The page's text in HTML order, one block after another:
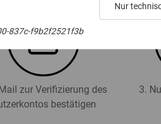
zur Verifizierung des
bestätigen
3.
Nur
837c-f9b2f2521f3b